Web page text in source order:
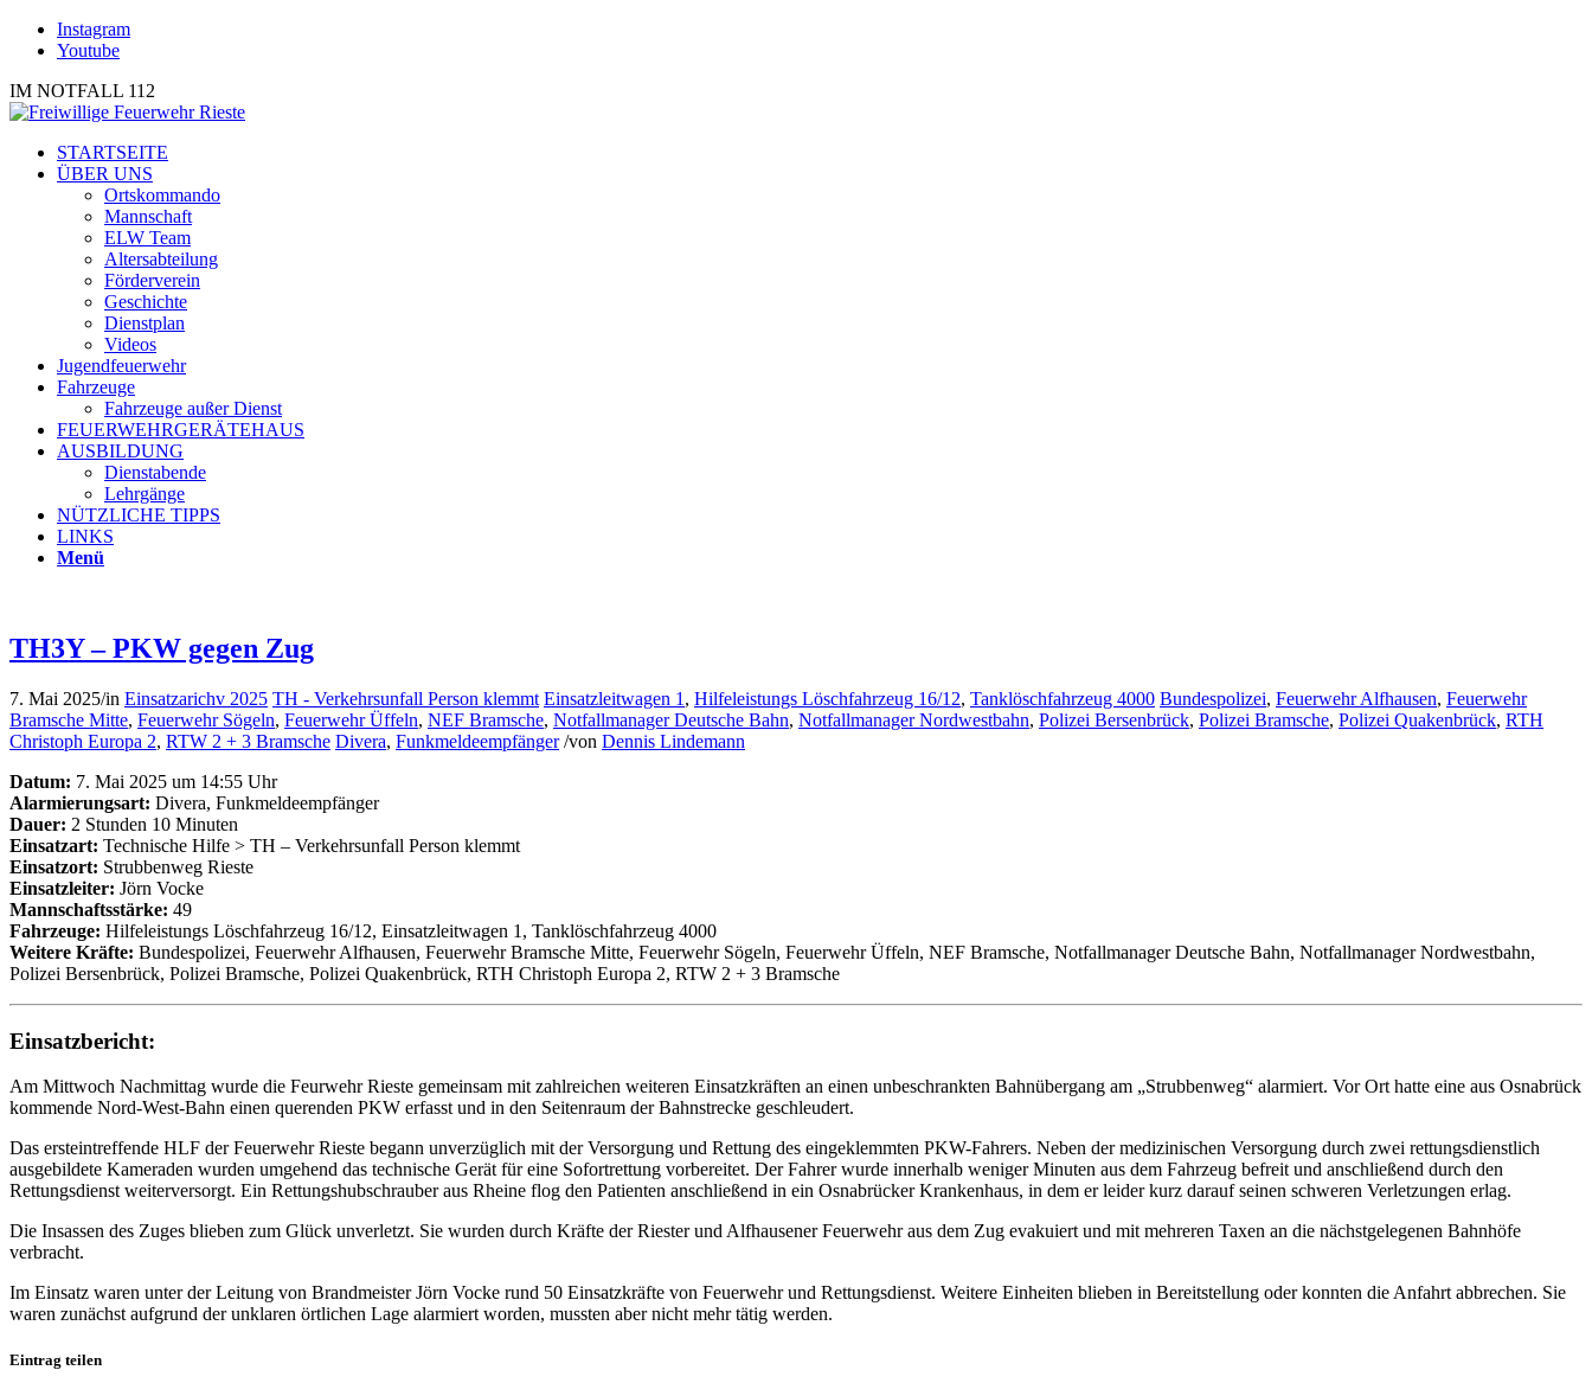
Instagram
Youtube
IM NOTFALL 112
STARTSEITE
ÜBER UNS
Ortskommando
Mannschaft
ELW Team
Altersabteilung
Förderverein
Geschichte
Dienstplan
Videos
Jugendfeuerwehr
Fahrzeuge
Fahrzeuge außer Dienst
FEUERWEHRGERÄTEHAUS
AUSBILDUNG
Dienstabende
Lehrgänge
NÜTZLICHE TIPPS
LINKS
Menü
TH3Y – PKW gegen Zug
7. Mai 2025/in Einsatzarichv 2025 TH - Verkehrsunfall Person klemmt Einsatzleitwagen 1 , Hilfeleistungs Löschfahrzeug 16/12, Tanklöschfahrzeug 4000 Bundespolizei, Feuerwehr Alfhausen, Feuerwehr
Bramsche Mitte, Feuerwehr Sögeln, Feuerwehr Üffeln, NEF Bramsche, Notfallmanager Deutsche Bahn, Notfallmanager Nordwestbahn, Polizei Bersenbrück, Polizei Bramsche, Polizei Quakenbrück, RTH
Christoph Europa 2, RTW 2 + 3 Bramsche Divera, Funkmeldeempfänger /von Dennis Lindemann
Datum: 7. Mai 2025 um 14:55 Uhr
Alarmierungsart: Divera, Funkmeldeempfänger
Dauer: 2 Stunden 10 Minuten
Einsatzart: Technische Hilfe > TH – Verkehrsunfall Person klemmt
Einsatzort: Strubbenweg Rieste
Einsatzleiter: Jörn Vocke
Mannschaftsstärke: 49
Fahrzeuge: Hilfeleistungs Löschfahrzeug 16/12, Einsatzleitwagen 1, Tanklöschfahrzeug 4000
Weitere Kräfte: Bundespolizei, Feuerwehr Alfhausen, Feuerwehr Bramsche Mitte, Feuerwehr Sögeln, Feuerwehr Üffeln, NEF Bramsche, Notfallmanager Deutsche Bahn, Notfallmanager Nordwestbahn,
Polizei Bersenbrück, Polizei Bramsche, Polizei Quakenbrück, RTH Christoph Europa 2, RTW 2 + 3 Bramsche
Einsatzbericht:
Am Mittwoch Nachmittag wurde die Feurwehr Rieste gemeinsam mit zahlreichen weiteren Einsatzkräften an einen unbeschrankten Bahnübergang am „Strubbenweg“ alarmiert. Vor Ort hatte eine aus Osnabrück
kommende Nord-West-Bahn einen querenden PKW erfasst und in den Seitenraum der Bahnstrecke geschleudert.
Das ersteintreffende HLF der Feuerwehr Rieste begann unverzüglich mit der Versorgung und Rettung des eingeklemmten PKW-Fahrers. Neben der medizinischen Versorgung durch zwei rettungsdienstlich
ausgebildete Kameraden wurden umgehend das technische Gerät für eine Sofortrettung vorbereitet. Der Fahrer wurde innerhalb weniger Minuten aus dem Fahrzeug befreit und anschließend durch den
Rettungsdienst weiterversorgt. Ein Rettungshubschrauber aus Rheine flog den Patienten anschließend in ein Osnabrücker Krankenhaus, in dem er leider kurz darauf seinen schweren Verletzungen erlag.
Die Insassen des Zuges blieben zum Glück unverletzt. Sie wurden durch Kräfte der Riester und Alfhausener Feuerwehr aus dem Zug evakuiert und mit mehreren Taxen an die nächstgelegenen Bahnhöfe
verbracht.
Im Einsatz waren unter der Leitung von Brandmeister Jörn Vocke rund 50 Einsatzkräfte von Feuerwehr und Rettungsdienst. Weitere Einheiten blieben in Bereitstellung oder konnten die Anfahrt abbrechen. Sie
waren zunächst aufgrund der unklaren örtlichen Lage alarmiert worden, mussten aber nicht mehr tätig werden.
Eintrag teilen